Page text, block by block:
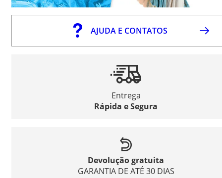
AJUDA E CONTATOS
Entrega
Rápida e Segura
Devolução gratuita
GARANTIA DE ATÉ 30 DIAS